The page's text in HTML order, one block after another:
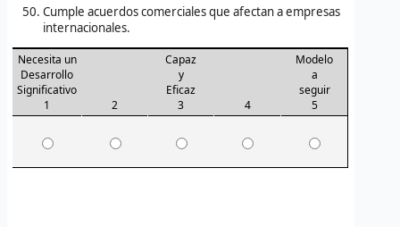
Cumple acuerdos comerciales que afectan a empresas
internacionales.
Necesita un
Desarrollo
Significativo
1
2
Capaz
y
Eficaz
3
4
Modelo
a
seguir
5